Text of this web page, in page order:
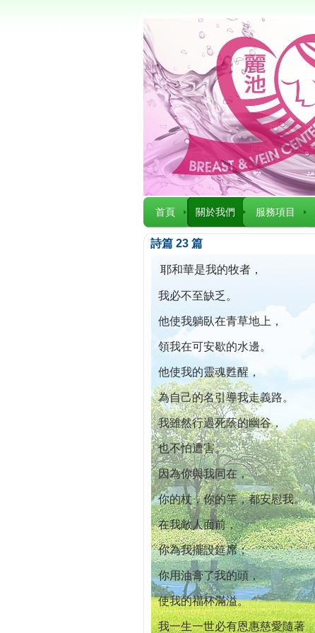
首頁 關於我們 服務項目
詩篇 23 篇
耶和華是我的牧者，
我必不至缺乏。
他使我躺臥在青草地上，
領我在可安歇的水邊。
他使我的靈魂甦醒，
為自己的名引導我走義路。
我雖然行過死蔭的幽谷，
也不怕遭害。
因為你與我同在，
你的杖，你的竿，都安慰我。
在我敵人面前，
你為我擺設筵席；
你用油膏了我的頭，
使我的福杯滿溢。
我一生一世必有恩惠慈愛隨著